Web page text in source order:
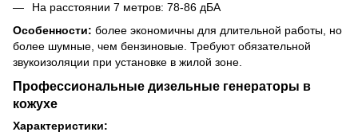
На расстоянии 7 метров: 78-86 дБА
Особенности: более экономичны для длительной работы, но
более шумные, чем бензиновые. Требуют обязательной
звукоизоляции при установке в жилой зоне.
Профессиональные дизельные генераторы в
кожухе
Характеристики: